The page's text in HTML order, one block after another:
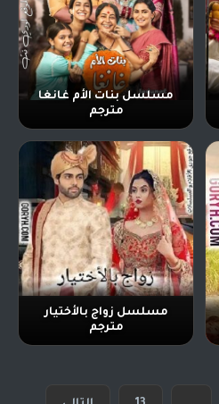
مسلسل بنات الأم غانغا
مترجم
مسلسل زواج بالأختيار
مترجم